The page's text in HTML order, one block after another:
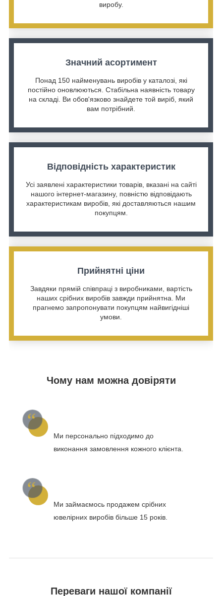
виробу.
Значний асортимент
Понад 150 найменувань виробів у каталозі, які
постійно оновлюються. Стабільна наявність товару
на складі. Ви обов'язково знайдете той виріб, який
вам потрібний.
Відповідність характеристик
Усі заявлені характеристики товарів, вказані на сайті
нашого інтернет-магазину, повністю відповідають
характеристикам виробів, які доставляються нашим
покупцям.
Прийнятні ціни
Завдяки прямій співпраці з виробниками, вартість
наших срібних виробів завжди прийнятна. Ми
прагнемо запропонувати покупцям найвигідніші
умови.
Чому нам можна довіряти
Ми персонально підходимо до
виконання замовлення кожного клієнта.
Ми займаємось продажем срібних
ювелірних виробів більше 15 років.
Переваги нашої компанії